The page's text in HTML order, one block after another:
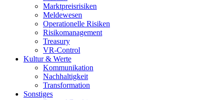
Marktpreisrisiken
Meldewesen
Operationelle Risiken
Risikomanagement
Treasury
VR-Control
Kultur & Werte
Kommunikation
Nachhaltigkeit
Transformation
Sonstiges